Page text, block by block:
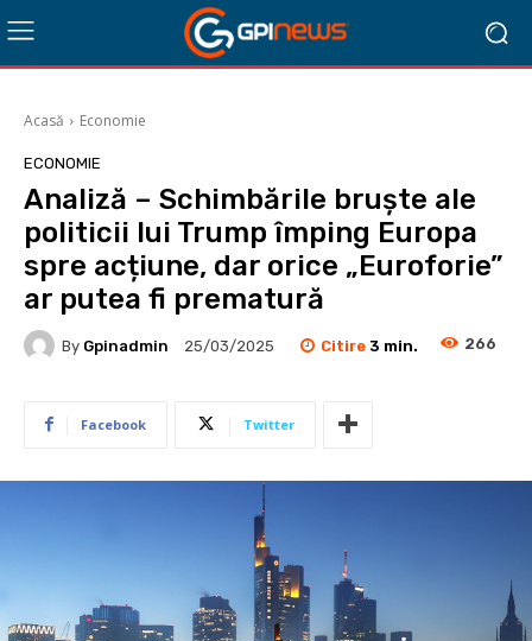
Acasă Economie
ECONOMIE
Analiză – Schimbările bruște ale
politicii lui Trump împing Europa
spre acțiune, dar orice „Euroforie”
ar putea fi prematură
By Gpinadmin 25/03/2025 Citire 3 min. 266
Facebook Twitter